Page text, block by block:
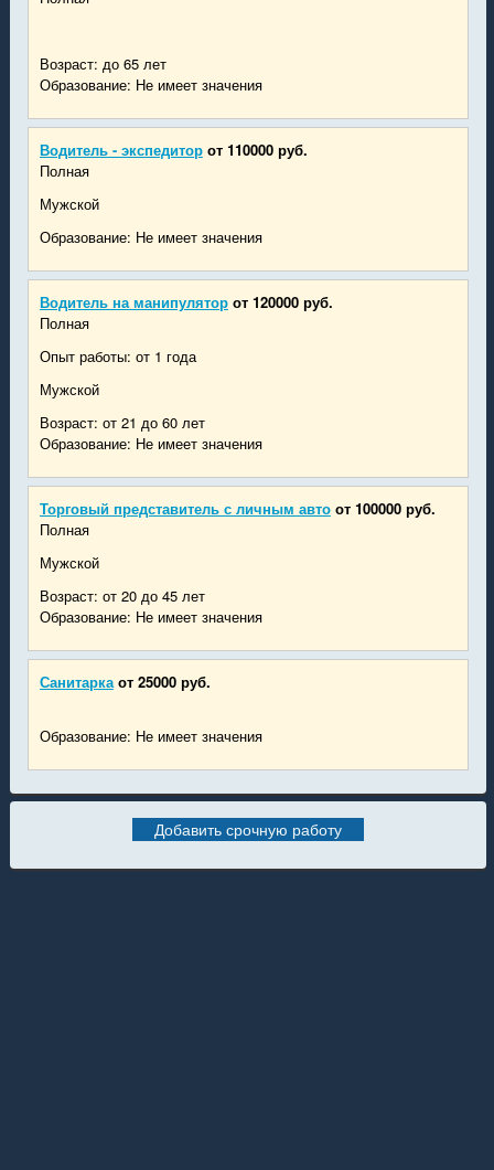
Возраст: до 65 лет
Образование: Не имеет значения
Водитель - экспедитор от 110000 руб.
Полная
Мужской
Образование: Не имеет значения
Водитель на манипулятор от 120000 руб.
Полная
Опыт работы: от 1 года
Мужской
Возраст: от 21 до 60 лет
Образование: Не имеет значения
Торговый представитель с личным авто от 100000 руб.
Полная
Мужской
Возраст: от 20 до 45 лет
Образование: Не имеет значения
Санитарка от 25000 руб.
Образование: Не имеет значения
Добавить срочную работу